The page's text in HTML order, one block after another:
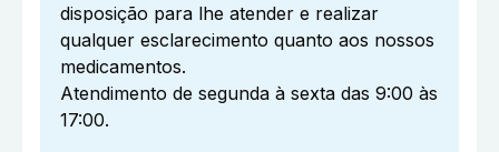
disposição para lhe atender e realizar
qualquer esclarecimento quanto aos nossos
medicamentos.
Atendimento de segunda à sexta das 9:00 às
17:00.